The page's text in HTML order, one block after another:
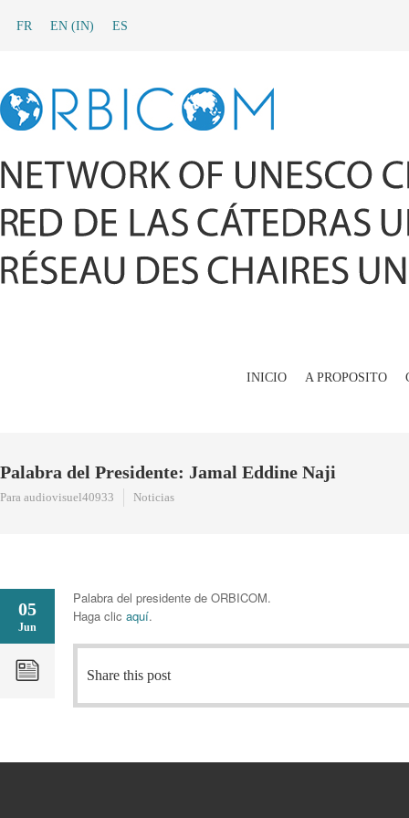
FR EN (IN) ES
INICIO A PROPOSITO
Palabra del Presidente: Jamal Eddine Naji
Para audiovisuel40933 Noticias
05
Jun
Palabra del presidente de ORBICOM.
Haga clic aquí.
Share this post